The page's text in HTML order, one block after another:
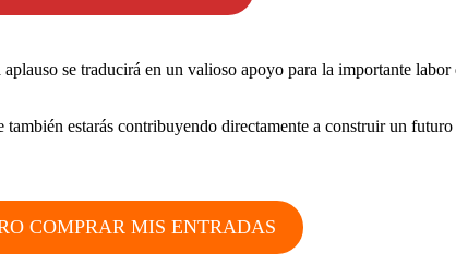
se traducirá en un valioso apoyo para la importante labor
estarás contribuyendo directamente a construir un
COMPRAR MIS ENTRADAS